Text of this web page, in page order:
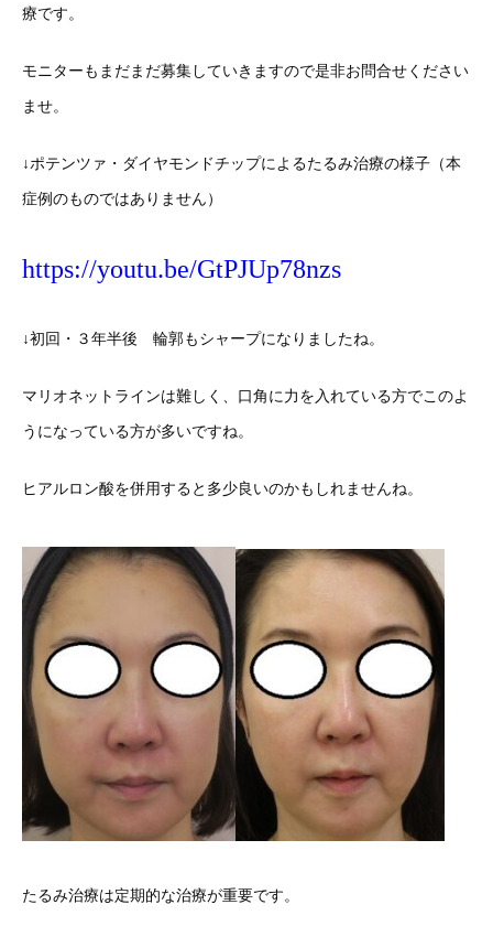
療です。
モニターもまだまだ募集していきますので是非お問合せください
ませ。
↓ポテンツァ・ダイヤモンドチップによるたるみ治療の様子（本
症例のものではありません）
https://youtu.be/GtPJUp78nzs
↓初回・３年半後 輪郭もシャープになりましたね。
マリオネットラインは難しく、口角に力を入れている方でこのよ
うになっている方が多いですね。
ヒアルロン酸を併用すると多少良いのかもしれませんね。
たるみ治療は定期的な治療が重要です。